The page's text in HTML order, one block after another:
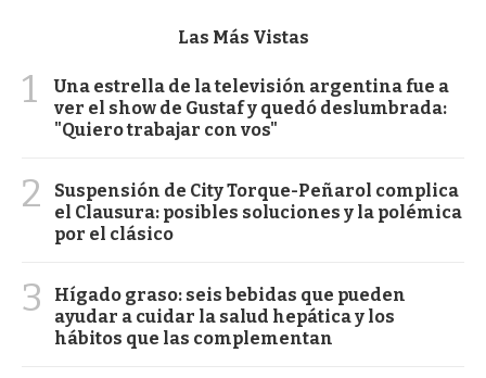
Las Más Vistas
1
Una estrella de la televisión argentina fue a
ver el show de Gustaf y quedó deslumbrada:
"Quiero trabajar con vos"
2
Suspensión de City Torque-Peñarol complica
el Clausura: posibles soluciones y la polémica
por el clásico
3
Hígado graso: seis bebidas que pueden
ayudar a cuidar la salud hepática y los
hábitos que las complementan